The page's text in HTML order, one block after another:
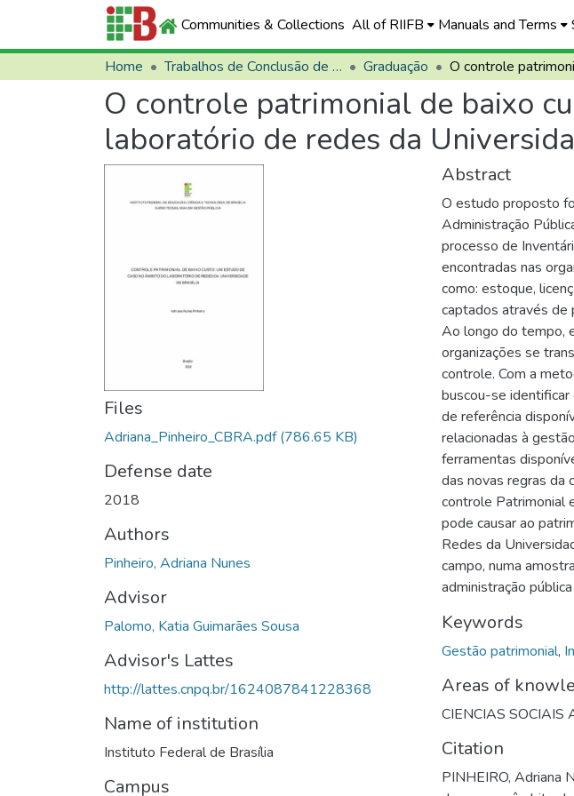
Communities & Collections All of RIIFB Manuals and Terms
Home Trabalhos de Conclusão de Curso (TCCs) Graduação
O controle patrimonial de baixo
laboratório de redes da
Files
Adriana_Pinheiro_CBRA.pdf(786.65 KB)
Defense date
2018
Authors
Pinheiro, Adriana Nunes
Advisor
Palomo, Katia Guimarães Sousa
Advisor's Lattes
http://lattes.cnpq.br/1624087841228368
Name of institution
Instituto Federal de Brasília
Campus
Abstract
O estudo proposto
Administração
processo de
encontradas nas
como: estoque,
captados através de
Ao longo do tempo,
organizações se
controle. Com a
buscou-se
de referência
relacionadas à
ferramentas
das novas regras da
controle Patrimonial
pode causar ao
Redes da
campo, numa
administração
Keywords
Gestão patrimonial,
Areas of
CIENCIAS SOCIAIS
Citation
PINHEIRO, Adriana